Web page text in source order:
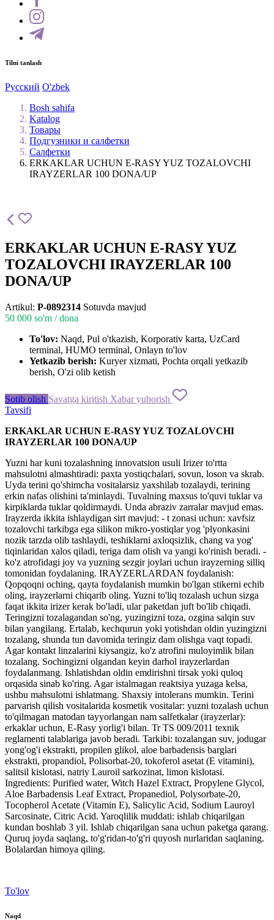
Tilni tanlash
Русский O'zbek
Bosh sahifa
Katalog
Товары
Подгузники и салфетки
Салфетки
ERKAKLAR UCHUN E-RASY YUZ TOZALOVCHI
IRAYZERLAR 100 DONA/UP
ERKAKLAR UCHUN E-RASY YUZ
TOZALOVCHI IRAYZERLAR 100
DONA/UP
Artikul: P-0892314 Sotuvda mavjud
50 000 so'm / dona
To'lov: Naqd, Pul o'tkazish, Korporativ karta, UzCard
terminal, HUMO terminal, Onlayn to'lov
Yetkazib berish: Kuryer xizmati, Pochta orqali yetkazib
berish, O'zi olib ketish
Sotib olish Savatga kiritish Xabar yuborish
Tavsifi
ERKAKLAR UCHUN E-RASY YUZ TOZALOVCHI
IRAYZERLAR 100 DONA/UP
Yuzni har kuni tozalashning innovatsion usuli Irizer to'rtta
mahsulotni almashtiradi: paxta yostiqchalari, sovun, loson va skrab.
Uyda terini qo'shimcha vositalarsiz yaxshilab tozalaydi, terining
erkin nafas olishini ta'minlaydi. Tuvalning maxsus to'quvi tuklar va
kirpiklarda tuklar qoldirmaydi. Unda abraziv zarralar mavjud emas.
Irayzerda ikkita ishlaydigan sirt mavjud: - t zonasi uchun: xavfsiz
tozalovchi tarkibga ega silikon mikro-yostiqlar yog 'plyonkasini
nozik tarzda olib tashlaydi, teshiklarni axloqsizlik, chang va yog'
tiqinlaridan xalos qiladi, teriga dam olish va yangi ko'rinish beradi. -
ko'z atrofidagi joy va yuzning sezgir joylari uchun irayzerning silliq
tomonidan foydalaning. IRAYZERLARDAN foydalanish:
Qopqoqni oching, qayta foydalanish mumkin bo'lgan stikerni echib
oling, irayzerlarni chiqarib oling. Yuzni to'liq tozalash uchun sizga
faqat ikkita irizer kerak bo'ladi, ular paketdan juft bo'lib chiqadi.
Teringizni tozalagandan so'ng, yuzingizni toza, ozgina salqin suv
bilan yangilang. Ertalab, kechqurun yoki yotishdan oldin yuzingizni
tozalang, shunda tun davomida teringiz dam olishga vaqt topadi.
Agar kontakt linzalarini kiysangiz, ko'z atrofini muloyimlik bilan
tozalang. Sochingizni olgandan keyin darhol irayzerlardan
foydalanmang. Ishlatishdan oldin emdirishni tirsak yoki quloq
orqasida sinab ko'ring. Agar istalmagan reaktsiya yuzaga kelsa,
ushbu mahsulotni ishlatmang. Shaxsiy intolerans mumkin. Terini
parvarish qilish vositalarida kosmetik vositalar: yuzni tozalash uchun
to'qilmagan matodan tayyorlangan nam salfetkalar (irayzerlar):
erkaklar uchun, E-Rasy yorlig'i bilan. Tr TS 009/2011 texnik
reglamenti talablariga javob beradi. Tarkibi: tozalangan suv, jodugar
yong'og'i ekstrakti, propilen glikol, aloe barbadensis barglari
ekstrakti, propandiol, Polisorbat-20, tokoferol asetat (E vitamini),
salitsil kislotasi, natriy Lauroil sarkozinat, limon kislotasi.
Ingredients: Purified water, Witch Hazel Extract, Propylene Glycol,
Aloe Barbadensis Leaf Extract, Propanediol, Polysorbate-20,
Tocopherol Acetate (Vitamin E), Salicylic Acid, Sodium Lauroyl
Sarcosinate, Citric Acid. Yaroqlilik muddati: ishlab chiqarilgan
kundan boshlab 3 yil. Ishlab chiqarilgan sana uchun paketga qarang.
Quruq joyda saqlang, to'g'ridan-to'g'ri quyosh nurlaridan saqlaning.
Bolalardan himoya qiling.
To'lov
Naqd